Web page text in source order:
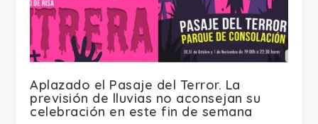
Aplazado el Pasaje del Terror. La
previsión de lluvias no aconsejan su
celebración en este fin de semana